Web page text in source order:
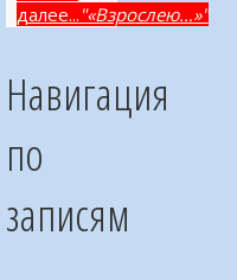
далее... "«Взрослею…»"
Навигация
по
записям